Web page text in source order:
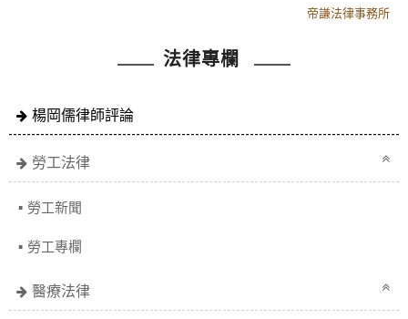
帝謙法律事務所
法律專欄
楊岡儒律師評論
勞工法律
勞工新聞
勞工專欄
醫療法律